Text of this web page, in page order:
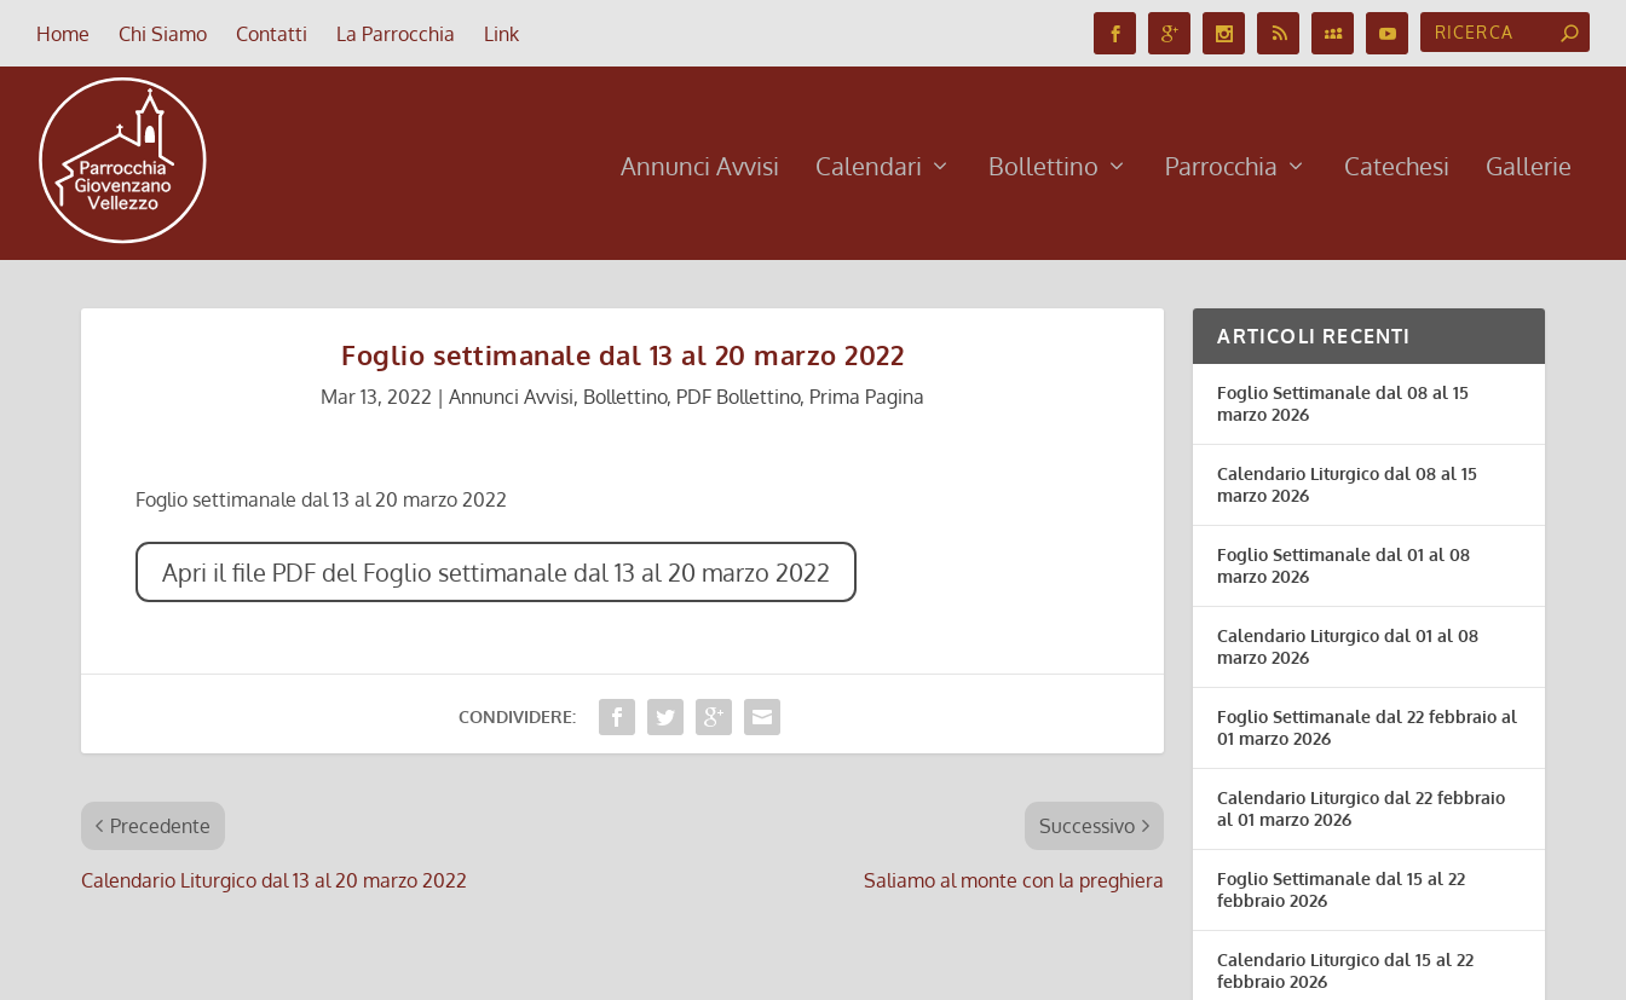
Home Chi Siamo Contatti La Parrocchia Link
Annunci Avvisi Calendari Bollettino Parrocchia Catechesi Gallerie
Foglio settimanale dal 13 al 20 marzo 2022
Mar 13, 2022 |Annunci Avvisi, Bollettino, PDF Bollettino, Prima Pagina
Foglio settimanale dal 13 al 20 marzo 2022
Apri il file PDF del Foglio settimanale dal 13 al 20 marzo 2022
CONDIVIDERE:
Precedente
Calendario Liturgico dal 13 al 20 marzo 2022
Successivo
Saliamo al monte con la preghiera
ARTICOLI RECENTI
Foglio Settimanale dal 08 al 15
marzo 2026
Calendario Liturgico dal 08 al 15
marzo 2026
Foglio Settimanale dal 01 al 08
marzo 2026
Calendario Liturgico dal 01 al 08
marzo 2026
Foglio Settimanale dal 22 febbraio al
01 marzo 2026
Calendario Liturgico dal 22 febbraio
al 01 marzo 2026
Foglio Settimanale dal 15 al 22
febbraio 2026
Calendario Liturgico dal 15 al 22
febbraio 2026